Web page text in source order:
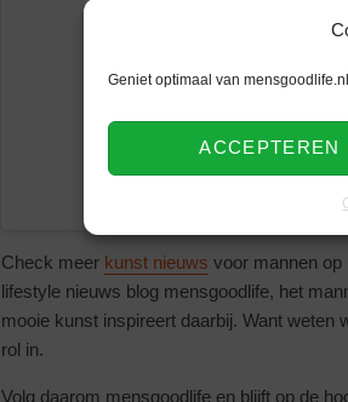
Geniet optimaal van
ACCEPTEREN
Check meer kunst nieuws voor mannen
lifestyle nieuws blog mensgoodlife, het
mooie kunst inspireert daarbij. Want weten
rol in.
Volg daarom mensgoodlife en blijft op de